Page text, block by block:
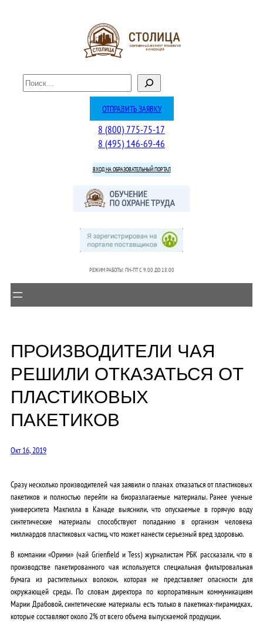
П
о
ОТПРАВИТЬ ЗАЯВКУ
8 (800) 775-75-17
8 (495) 146-69-46
ВХОД НА ОБРАЗОВАТЕЛЬНЫЙ ПОРТАЛ
РЕЖИМ РАБОТЫ: ПН-ПТ C 9.00 ДО 18.00
ПРОИЗВОДИТЕЛИ ЧАЯ
РЕШИЛИ ОТКАЗАТЬСЯ ОТ
ПЛАСТИКОВЫХ
ПАКЕТИКОВ
Окт 16, 2019
Сразу несколько производителей чая заявили о планах отказаться от пластиковых
пакетиков и полностью перейти на биоразлагаемые материалы. Ранее ученые
университета Макгилла в Канаде выяснили, что опускаемые в горячую воду
синтетические материалы способствуют попаданию в организм человека
миллиардов пластиковых частиц, что может нанести серьезный вред здоровью.
В компании «Орими» (чай Grienfield и Tess) журналистам РБК рассказали, что в
производстве пакетированного чая используется специальная фильтровальная
бумага из растительных волокон, которая не представляет опасности для
окружающей среды. По словам директора по корпоративным коммуникациям
Марии Драбовой, синтетические материалы есть только в пакетиках-пирамидках,
которые составляют около 2% от всего объема выпускаемой продукции.